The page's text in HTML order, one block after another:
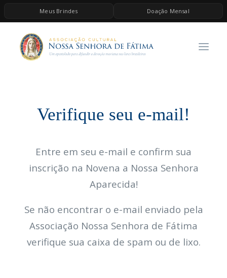
Meus Brindes Doação Mensal
HOME
A ASSOCIAÇÃO
AS MELHORES MÚSICAS CATÓLICAS
QUERO DOAR
Verifique seu e-mail!
Entre em seu e-mail e confirm sua
inscrição na Novena a Nossa Senhora
Aparecida!
Se não encontrar o e-mail enviado pela
Associação Nossa Senhora de Fátima
verifique sua caixa de spam ou de lixo.